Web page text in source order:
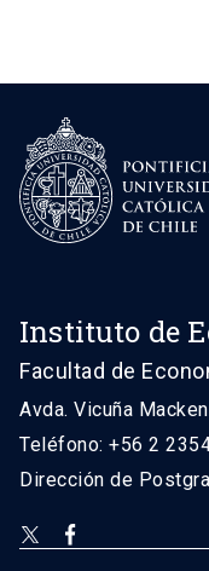
Instituto de
Facultad de
Avda. Vicuña
Teléfono: +56 2
Dirección de